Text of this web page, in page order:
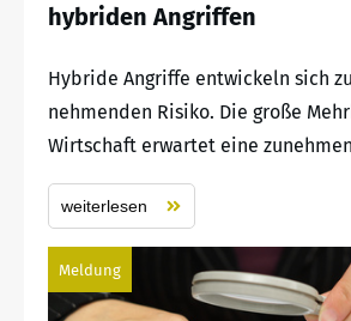
hybriden Angriffen
Hybride Angriffe entwickeln sich
nehmenden Risiko. Die große
Wirtschaft erwartet eine
weiterlesen
Meldung